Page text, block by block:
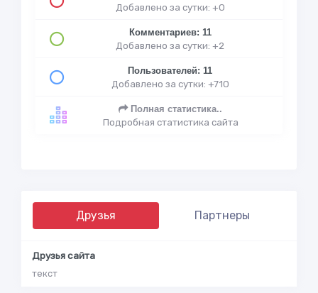
Добавлено за сутки: +0
Комментариев: 11
Добавлено за сутки: +2
Пользователей: 11
Добавлено за сутки: +710
Полная статистика..
Подробная статистика сайта
Друзья Партнеры
Друзья сайта
текст